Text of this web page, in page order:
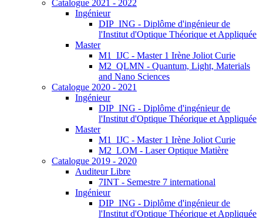
Catalogue 2021 - 2022
Ingénieur
DIP_ING - Diplôme d'ingénieur de
l'Institut d'Optique Théorique et Appliquée
Master
M1_IJC - Master 1 Irène Joliot Curie
M2_QLMN - Quantum, Light, Materials
and Nano Sciences
Catalogue 2020 - 2021
Ingénieur
DIP_ING - Diplôme d'ingénieur de
l'Institut d'Optique Théorique et Appliquée
Master
M1_IJC - Master 1 Irène Joliot Curie
M2_LOM - Laser Optique Matière
Catalogue 2019 - 2020
Auditeur Libre
7INT - Semestre 7 international
Ingénieur
DIP_ING - Diplôme d'ingénieur de
l'Institut d'Optique Théorique et Appliquée